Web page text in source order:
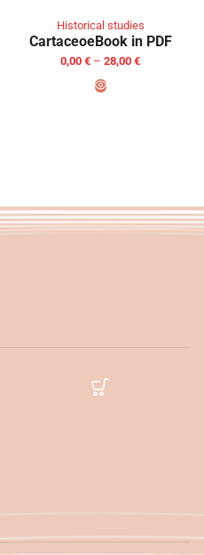
Historical studies
CartaceoeBook in PDF
0,00 € – 28,00 €